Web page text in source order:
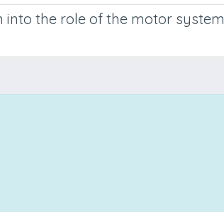
into the role of the motor system